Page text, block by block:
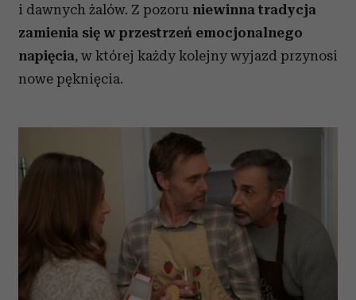
i dawnych żalów. Z pozoru niewinna tradycja
zamienia się w przestrzeń emocjonalnego
napięcia, w której każdy kolejny wyjazd przynosi
nowe pęknięcia.